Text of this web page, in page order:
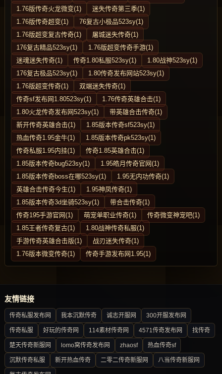
1.76版传奇火龙微变(1)
迷失传奇第三季(1)
1.76版传奇超变(1)
76复古小极品523sy(1)
1.76版超变复古传奇(1)
屠城迷失传奇(1)
176复古精品523sy(1)
1.76版超变传奇手游(1)
迷魂迷失传奇(1)
传奇1.80私服523sy(1)
1.80战神523sy(1)
176复古极品523sy(1)
1.80传奇发布网站523sy(1)
1.76版超变传奇(1)
双端迷失传奇(1)
传奇sf发布网1.80523sy(1)
1.76传奇英雄合击(1)
1.80火龙传奇发布网523sy(1)
带英雄合击传奇(1)
新开传奇英雄合击(1)
1.85版本传奇sf523sy(1)
热血传奇1.95金牛(1)
1.85版本传奇pk523sy(1)
传奇私服1.95内挂(1)
传奇1.85英雄合击(1)
1.85版本传奇bug523sy(1)
1.95皓月传奇官网(1)
1.85版本传奇boss在哪523sy(1)
1.95无内功传奇(1)
英雄合击传奇今生(1)
1.95神凤传奇(1)
1.85版本传奇3d坐骑523sy(1)
带合击传奇(1)
传奇195手游官网(1)
萌宠单职业传奇(1)
传奇微变神宠吧(1)
1.85王者传奇复古(1)
1.80战神传奇私服(1)
手游传奇英雄合击版(1)
战刃迷失传奇(1)
1.76版本微变传奇(1)
传奇手游发布网1.95(1)
友情链接
传奇私服发布网 我本沉默传奇 诚志开服网 300开服发布网
传奇私服 好玩的传奇网 114素材传奇网 4571传奇发布网 找传奇
楚天传奇新服网 lomo窝传奇发布网 zhaosf 热血传奇sf
沉默传奇私服 新开热血传奇 二零二传奇新服网 八当传奇新服网